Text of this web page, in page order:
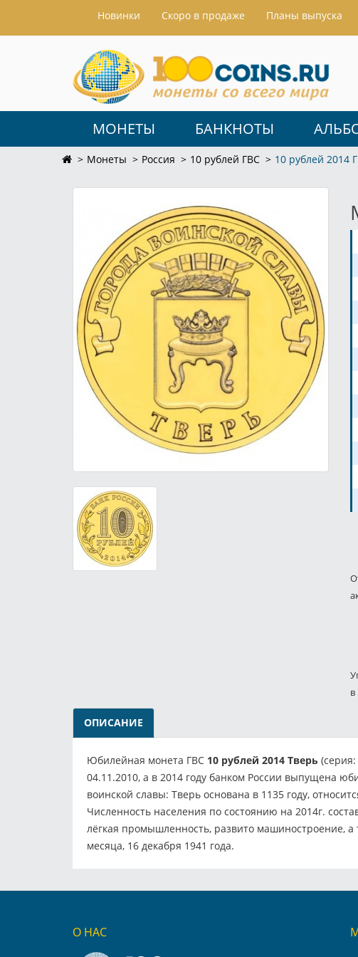
Hовинки Скоро в продаже Планы выпуска
МОНЕТЫ БАНКНОТЫ
Монеты Россия 10 рублей ГВС 10 рублей 2014
в
ОПИСАНИЕ
Юбилейная монета ГВС 10 рублей 2014 Тверь
04.11.2010, а в 2014 году банком России выпущена
воинской славы: Тверь основана в 1135 году,
Численность населения по состоянию на 2014г.
лёгкая промышленность, развито машиностроение,
месяца, 16 декабря 1941 года.
О НАС